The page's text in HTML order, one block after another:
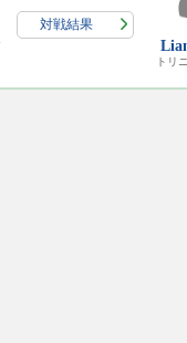
対戦結果
トリ